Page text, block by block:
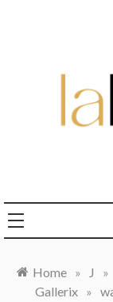
Home » J »
Gallerix »